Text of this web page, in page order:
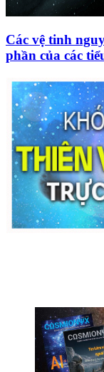
Các vệ tinh
phần của các